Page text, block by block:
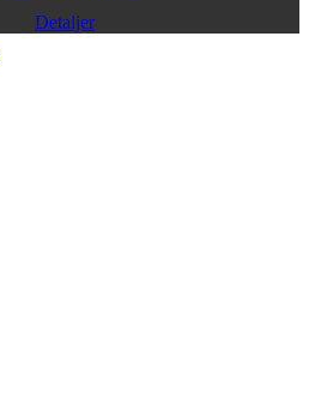
Detaljer